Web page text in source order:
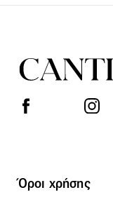
Όροι χρήσης